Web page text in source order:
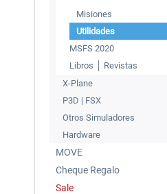
Misiones
Utilidades
MSFS 2020
Libros │ Revistas
X-Plane
P3D | FSX
Otros Simuladores
Hardware
MOVE
Cheque Regalo
Sale